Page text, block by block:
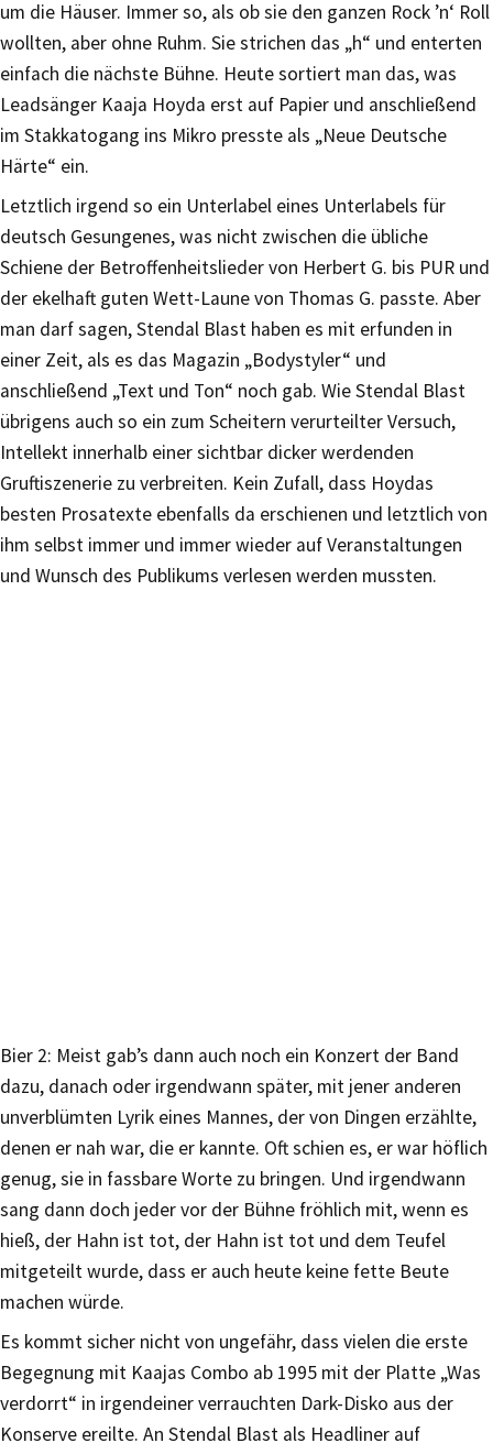
um die Häuser. Immer so, als ob sie den ganzen Rock ’n‘ Roll
wollten, aber ohne Ruhm. Sie strichen das „h“ und enterten
einfach die nächste Bühne. Heute sortiert man das, was
Leadsänger Kaaja Hoyda erst auf Papier und anschließend
im Stakkatogang ins Mikro presste als „Neue Deutsche
Härte“ ein.
Letztlich irgend so ein Unterlabel eines Unterlabels für
deutsch Gesungenes, was nicht zwischen die übliche
Schiene der Betroffenheitslieder von Herbert G. bis PUR und
der ekelhaft guten Wett-Laune von Thomas G. passte. Aber
man darf sagen, Stendal Blast haben es mit erfunden in
einer Zeit, als es das Magazin „Bodystyler“ und
anschließend „Text und Ton“ noch gab. Wie Stendal Blast
übrigens auch so ein zum Scheitern verurteilter Versuch,
Intellekt innerhalb einer sichtbar dicker werdenden
Gruftiszenerie zu verbreiten. Kein Zufall, dass Hoydas
besten Prosatexte ebenfalls da erschienen und letztlich von
ihm selbst immer und immer wieder auf Veranstaltungen
und Wunsch des Publikums verlesen werden mussten.
Bier 2: Meist gab’s dann auch noch ein Konzert der Band
dazu, danach oder irgendwann später, mit jener anderen
unverblümten Lyrik eines Mannes, der von Dingen erzählte,
denen er nah war, die er kannte. Oft schien es, er war höflich
genug, sie in fassbare Worte zu bringen. Und irgendwann
sang dann doch jeder vor der Bühne fröhlich mit, wenn es
hieß, der Hahn ist tot, der Hahn ist tot und dem Teufel
mitgeteilt wurde, dass er auch heute keine fette Beute
machen würde.
Es kommt sicher nicht von ungefähr, dass vielen die erste
Begegnung mit Kaajas Combo ab 1995 mit der Platte „Was
verdorrt“ in irgendeiner verrauchten Dark-Disko aus der
Konserve ereilte. An Stendal Blast als Headliner auf